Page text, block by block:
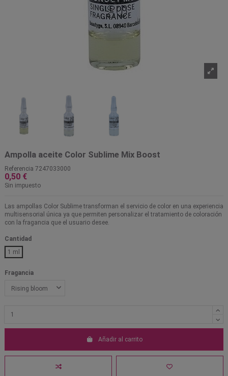
Ampolla aceite Color Sublime Mix Boost
Referencia 7247033000
0,50 €
Sin impuesto
Las ampollas Color Sublime transforman el servicio de color en una experiencia
multisensorial única ya que permiten personalizar el tratamiento de coloración
con la fragancia que el usuario desee.
Cantidad
1 ml
Fragancia
Añadir al carrito